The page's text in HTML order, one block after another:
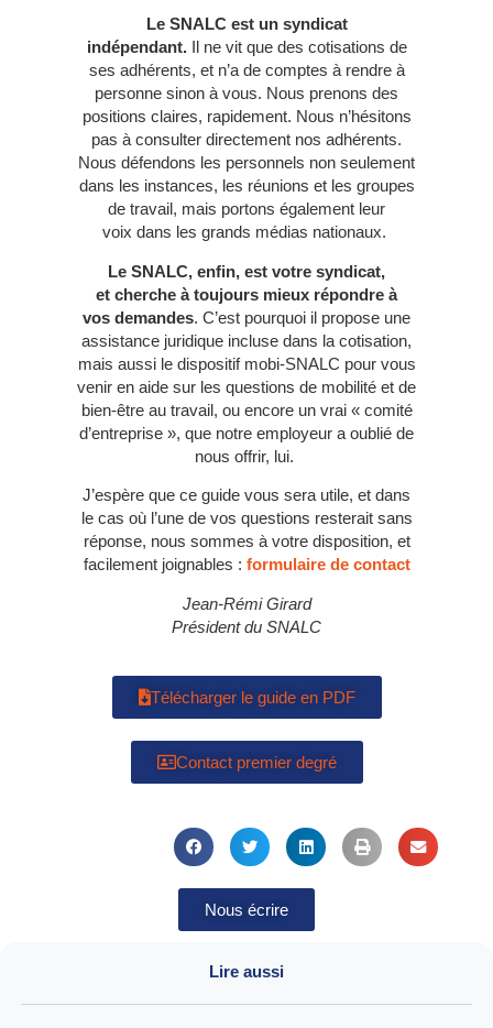
Le SNALC est un syndicat
indépendant.Il ne vit que des cotisations de
ses adhérents, et n’a de comptes à rendre à
personne sinon à vous. Nous prenons des
positions claires, rapidement. Nous n’hésitons
pas à consulter directement nos adhérents.
Nous défendons les personnels non seulement
dans les instances, les réunions et les groupes
de travail, mais portons également leur
voix dans les grands médias nationaux.
Le SNALC, enfin, est votre syndicat,
et cherche à toujours mieux répondre à
vos demandes. C’est pourquoi il propose une
assistance juridique incluse dans la cotisation,
mais aussi le dispositif mobi-SNALC pour vous
venir en aide sur les questions de mobilité et de
bien-être au travail, ou encore un vrai « comité
d’entreprise », que notre employeur a oublié de
nous offrir, lui.
J’espère que ce guide vous sera utile, et dans
le cas où l’une de vos questions resterait sans
réponse, nous sommes à votre disposition, et
facilement joignables : formulaire de contact
Jean-Rémi Girard
Président du SNALC
Télécharger le guide en PDF
Contact premier degré
Nous écrire
Lire aussi